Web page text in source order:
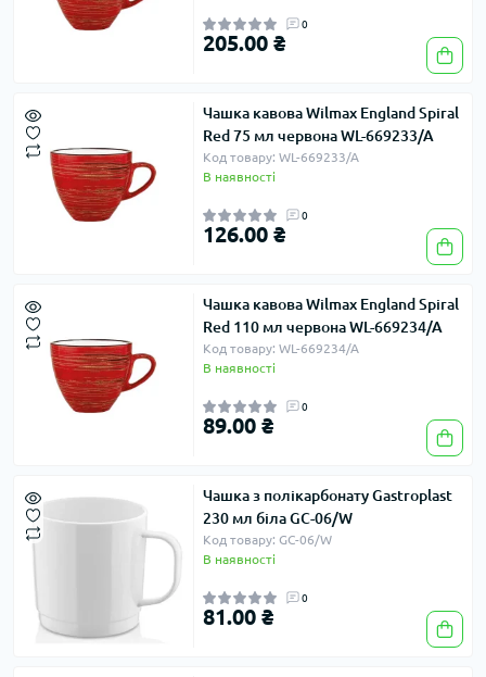
0
205.00 ₴
Чашка кавова Wilmax England Spiral
Red 75 мл червона WL-669233/A
Код товару: WL-669233/A
В наявності
0
126.00 ₴
Чашка кавова Wilmax England Spiral
Red 110 мл червона WL-669234/A
Код товару: WL-669234/A
В наявності
0
89.00 ₴
Чашка з полікарбонату Gastroplast
230 мл біла GC-06/W
Код товару: GC-06/W
В наявності
0
81.00 ₴